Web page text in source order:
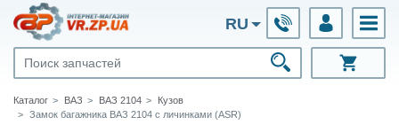
RU
Каталог ВАЗ ВАЗ 2104
Кузов
Замок багажника ВАЗ 2104 с личинками (ASR)